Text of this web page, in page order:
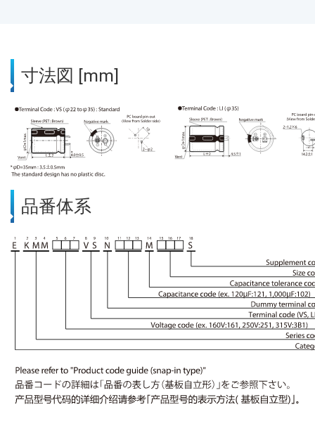
寸法図 [mm]
品番体系